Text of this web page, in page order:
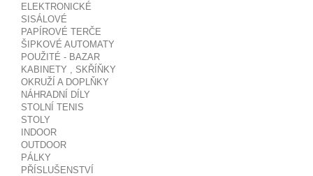
ELEKTRONICKÉ
SISÁLOVÉ
PAPÍROVÉ TERČE
ŠIPKOVÉ AUTOMATY
POUŽITÉ - BAZAR
KABINETY , SKŘÍŇKY
OKRUŽÍ A DOPLŇKY
NÁHRADNÍ DÍLY
STOLNÍ TENIS
STOLY
INDOOR
OUTDOOR
PÁLKY
PŘÍSLUŠENSTVÍ